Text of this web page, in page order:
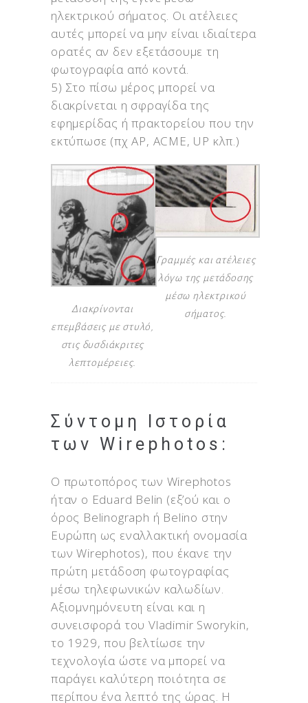
ηλεκτρικού σήματος. Οι ατέλειες
αυτές μπορεί να μην είναι ιδιαίτερα
ορατές αν δεν εξετάσουμε τη
φωτογραφία από κοντά.
5) Στο πίσω μέρος μπορεί να
διακρίνεται η σφραγίδα της
εφημερίδας ή πρακτορείου που την
εκτύπωσε (πχ AP, ACME, UP κλπ.)
Διακρίνονται
επεμβάσεις με στυλό,
στις δυσδιάκριτες
λεπτομέρειες.
Γραμμές και ατέλειες
λόγω της μετάδοσης
μέσω ηλεκτρικού
σήματος.
Σύντομη Ιστορία
των Wirephotos:
Ο πρωτοπόρος των Wirephotos
ήταν ο Eduard Belin (εξ’ού και ο
όρος Belinograph ή Belino στην
Ευρώπη ως εναλλακτική ονομασία
των Wirephotos), που έκανε την
πρώτη μετάδοση φωτογραφίας
μέσω τηλεφωνικών καλωδίων.
Αξιομνημόνευτη είναι και η
συνεισφορά του Vladimir Sworykin,
το 1929, που βελτίωσε την
τεχνολογία ώστε να μπορεί να
παράγει καλύτερη ποιότητα σε
περίπου ένα λεπτό της ώρας. Η